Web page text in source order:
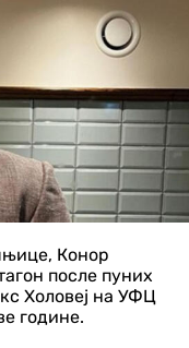
Конор
после пуних
Холовеј на УФЦ
године.